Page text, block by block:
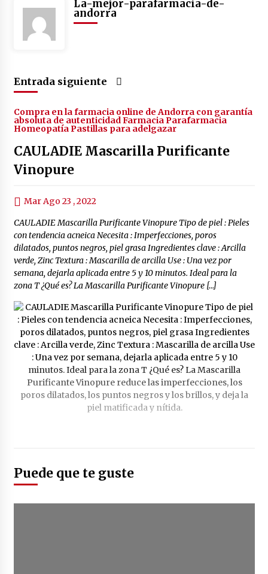
4 años atrás
La-mejor-parafarmacia-de-
andorra
Entrada siguiente
Compra en la farmacia online de Andorra con garantía
absoluta de autenticidad Farmacia Parafarmacia
Homeopatía Pastillas para adelgazar
CAULADIE Mascarilla Purificante
Vinopure
Mar Ago 23 , 2022
CAULADIE Mascarilla Purificante Vinopure Tipo de piel : Pieles
con tendencia acneica Necesita : Imperfecciones, poros
dilatados, puntos negros, piel grasa Ingredientes clave : Arcilla
verde, Zinc Textura : Mascarilla de arcilla Use : Una vez por
semana, dejarla aplicada entre 5 y 10 minutos. Ideal para la
zona T ¿Qué es? La Mascarilla Purificante Vinopure […]
Puede que te guste